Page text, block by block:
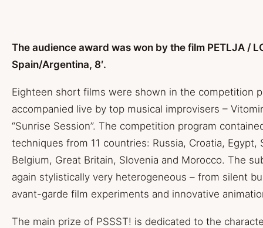
The audience award was won by the film PETLJA /
Spain/Argentina, 8′.
Eighteen short films were shown in the competition
accompanied live by top musical improvisers –
“Sunrise Session”. The competition program
techniques from 11 countries: Russia, Croatia, Egypt,
Belgium, Great Britain, Slovenia and Morocco. The
again stylistically very heterogeneous – from silent
avant-garde film experiments and innovative
The main prize of PSSST! is dedicated to the